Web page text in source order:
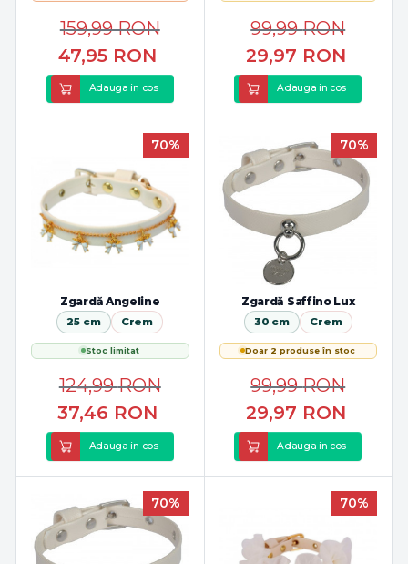
47,95 RON
159,99RON
Adauga in cos
29,97 RON
99,99RON
Adauga in cos
70%
Zgardă Angeline
25 cm Crem
Stoc limitat
37,46 RON
124,99RON
Adauga in cos
70%
Zgardă Saffino Lux
30 cm Crem
Doar 2 produse în stoc
29,97 RON
99,99RON
Adauga in cos
70% 70%